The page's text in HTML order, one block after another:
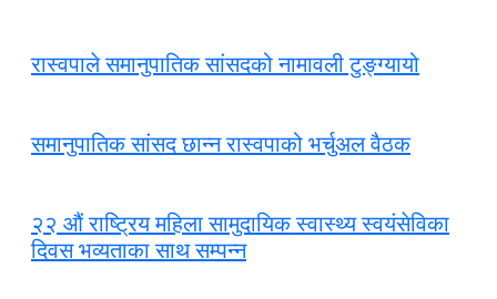
रास्वपाले समानुपातिक सांसदको नामावली टुङ्ग्यायो
समानुपातिक सांसद छान्न रास्वपाको भर्चुअल वैठक
२२ औं राष्ट्रिय महिला सामुदायिक स्वास्थ्य स्वयंसेविका
दिवस भव्यताका साथ सम्पन्न